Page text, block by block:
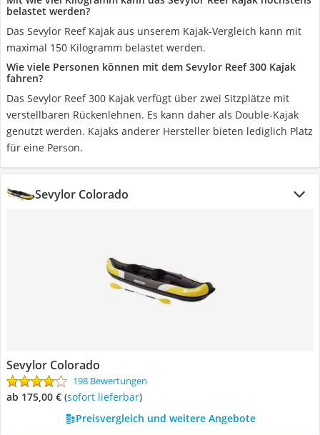
belastet werden?
Das Sevylor Reef Kajak aus unserem Kajak-Vergleich kann mit
maximal 150 Kilogramm belastet werden.
Wie viele Personen können mit dem Sevylor Reef 300 Kajak
fahren?
Das Sevylor Reef 300 Kajak verfügt über zwei Sitzplätze mit
verstellbaren Rückenlehnen. Es kann daher als Double-Kajak
genutzt werden. Kajaks anderer Hersteller bieten lediglich Platz
für eine Person.
Sevylor Colorado
Sevylor Colorado
198 Bewertungen
ab 175,00 € ( Sofort lieferbar)
Preisvergleich und weitere Angebote